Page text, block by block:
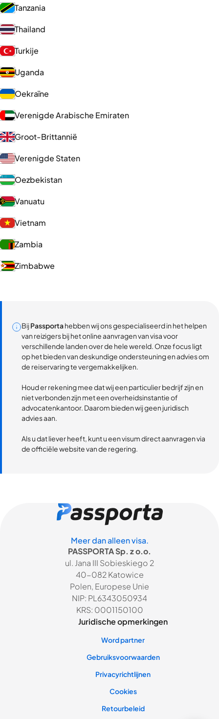
Tanzania
Thailand
Turkije
Uganda
Oekraïne
Verenigde Arabische Emiraten
Groot-Brittannië
Verenigde Staten
Oezbekistan
Vanuatu
Vietnam
Zambia
Zimbabwe
BijPassportahebben wij ons gespecialiseerd in het helpen
van reizigers bij het online aanvragen van visa voor
verschillende landen over de hele wereld. Onze focus ligt
op het bieden van deskundige ondersteuning en advies om
de reiservaring te vergemakkelijken.
Houd er rekening mee dat wij een particulier bedrijf zijn en
niet verbonden zijn met een overheidsinstantie of
advocatenkantoor. Daarom bieden wij geen juridisch
advies aan.
Als u dat liever heeft, kunt u een visum direct aanvragen via
de officiële website van de regering.
Meer dan alleen visa.
PASSPORTA Sp. z o.o.
ul. Jana III Sobieskiego 2
40-082 Katowice
Polen, Europese Unie
NIP: PL6343050934
KRS: 0001150100
Juridische opmerkingen
Word partner
Gebruiksvoorwaarden
Privacyrichtlijnen
Cookies
Retourbeleid